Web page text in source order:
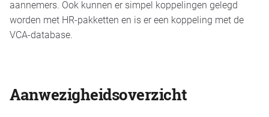
aannemers. Ook kunnen er simpel koppelingen gelegd
worden met HR-pakketten en is er een koppeling met de
VCA-database.
Aanwezigheidsoverzicht